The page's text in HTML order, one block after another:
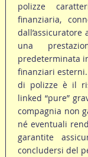
polizze
finanziaria,
dall’assicuratore
una
predeterminata
finanziari
di polizze è il
linked “pure”
compagnia non
né eventuali
garantite
concludersi del